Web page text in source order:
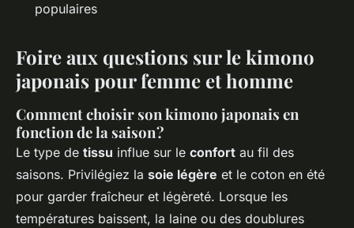
populaires
Foire aux questions sur le kimono
japonais pour femme et homme
Comment choisir son kimono japonais en
fonction de la saison ?
Le type de tissu influe sur le confort au fil des
saisons. Privilégiez la soie légère et le coton en été
pour garder fraîcheur et légèreté. Lorsque les
températures baissent, la laine ou des doublures